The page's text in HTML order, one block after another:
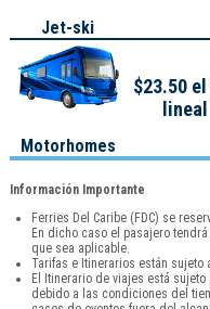
Jet-ski
Motorhomes
$23.50
lineal
Información Importante
Ferries Del Caribe (FDC) se
En dicho caso el pasajero
que sea aplicable.
Tarifas e Itinerarios están sujeto
El Itinerario de viajes está
debido a las condiciones del